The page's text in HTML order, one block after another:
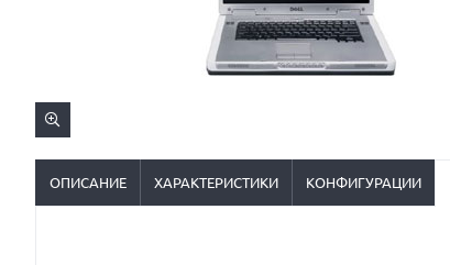
ОПИСАНИЕ ХАРАКТЕРИСТИКИ КОНФИГУРАЦИИ